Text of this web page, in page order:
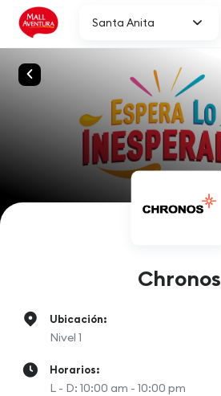
Santa Anita
Chronos
Ubicación:
Nivel 1
Horarios:
L - D: 10:00 am - 10:00 pm